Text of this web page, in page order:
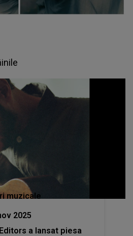
muzicale
2025
a lansat piesa